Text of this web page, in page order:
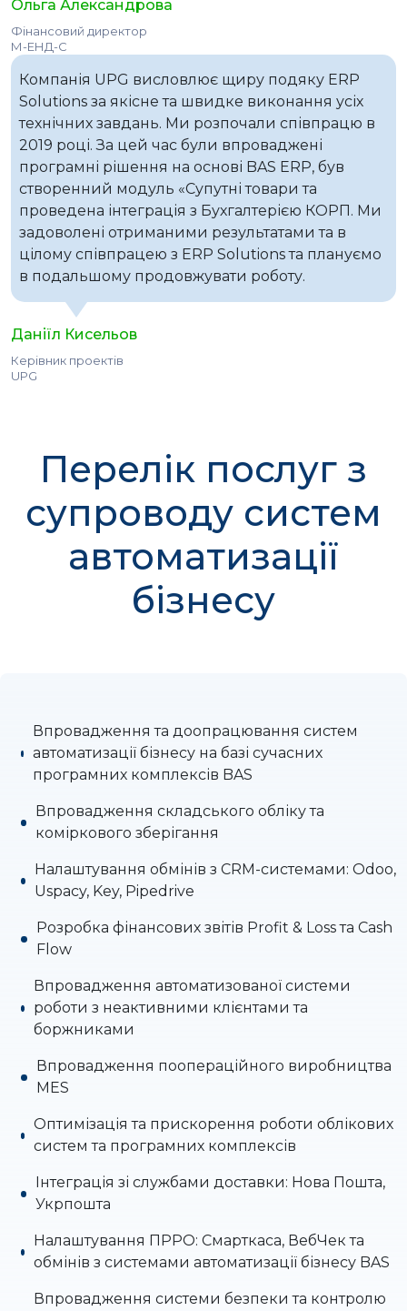
Ольга Александрова
Фінансовий директор
М-ЕНД-С
Компанія UPG висловлює щиру подяку ERP
Solutions за якісне та швидке виконання усіх
технічних завдань. Ми розпочали співпрацю в
2019 році. За цей час були впроваджені
програмні рішення на основі BAS ERP, був
створенний модуль «Супутні товари та
проведена інтеграція з Бухгалтерією КОРП. Ми
задоволені отриманими результатами та в
цілому співпрацею з ERP Solutions та плануємо
в подальшому продовжувати роботу.
Даніїл Кисельов
Керівник проектів
UPG
Перелік послуг з
супроводу систем
автоматизації
бізнесу
Впровадження та доопрацювання систем
автоматизації бізнесу на базі сучасних
програмних комплексів BAS
Впровадження складського обліку та
коміркового зберігання
Налаштування обмінів з CRM-системами: Odoo,
Uspacy, Key, Pipedrive
Розробка фінансових звітів Profit & Loss та Cash
Flow
Впровадження автоматизованої системи
роботи з неактивними клієнтами та
боржниками
Впровадження поопераційного виробництва
MES
Оптимізація та прискорення роботи облікових
систем та програмних комплексів
Інтеграція зі службами доставки: Нова Пошта,
Укрпошта
Налаштування ПРРО: Смарткаса, ВебЧек та
обмінів з системами автоматизації бізнесу BAS
Впровадження системи безпеки та контролю